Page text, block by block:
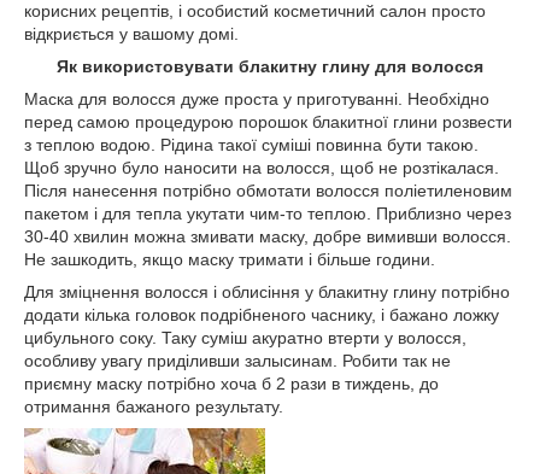
корисних рецептів, і особистий косметичний салон просто
відкриється у вашому домі.
Як використовувати блакитну глину для волосся
Маска для волосся дуже проста у приготуванні. Необхідно
перед самою процедурою порошок блакитної глини розвести
з теплою водою. Рідина такої суміші повинна бути такою.
Щоб зручно було наносити на волосся, щоб не розтікалася.
Після нанесення потрібно обмотати волосся поліетиленовим
пакетом і для тепла укутати чим-то теплою. Приблизно через
30-40 хвилин можна змивати маску, добре вимивши волосся.
Не зашкодить, якщо маску тримати і більше години.
Для зміцнення волосся і облисіння у блакитну глину потрібно
додати кілька головок подрібненого часнику, і бажано ложку
цибульного соку. Таку суміш акуратно втерти у волосся,
особливу увагу приділивши залысинам. Робити так не
приємну маску потрібно хоча б 2 рази в тиждень, до
отримання бажаного результату.